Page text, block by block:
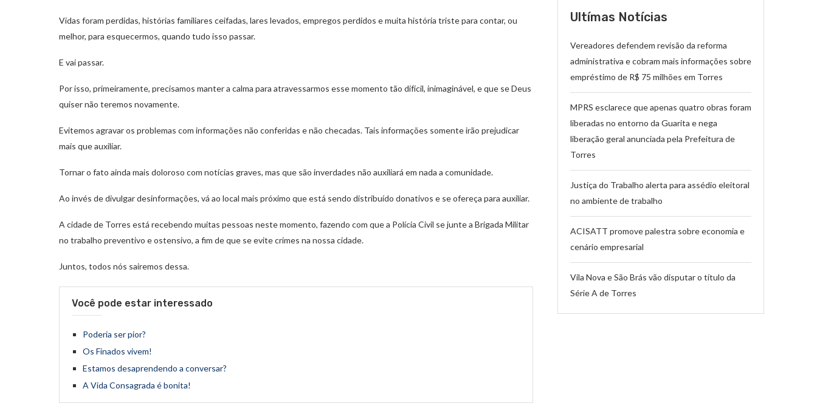
Vidas foram perdidas, histórias familiares ceifadas, lares levados, empregos perdidos e muita história triste para contar, ou
melhor, para esquecermos, quando tudo isso passar.
E vai passar.
Por isso, primeiramente, precisamos manter a calma para atravessarmos esse momento tão difícil, inimaginável, e que se Deus
quiser não teremos novamente.
Evitemos agravar os problemas com informações não conferidas e não checadas. Tais informações somente irão prejudicar
mais que auxiliar.
Tornar o fato ainda mais doloroso com notícias graves, mas que são inverdades não auxiliará em nada a comunidade.
Ao invés de divulgar desinformações, vá ao local mais próximo que está sendo distribuído donativos e se ofereça para auxiliar.
A cidade de Torres está recebendo muitas pessoas neste momento, fazendo com que a Polícia Civil se junte a Brigada Militar
no trabalho preventivo e ostensivo, a fim de que se evite crimes na nossa cidade.
Juntos, todos nós sairemos dessa.
Você pode estar interessado
Poderia ser pior?
Os Finados vivem!
Estamos desaprendendo a conversar?
A Vida Consagrada é bonita!
Ultímas Notícias
Vereadores defendem revisão da reforma
administrativa e cobram mais informações sobre
empréstimo de R$ 75 milhões em Torres
MPRS esclarece que apenas quatro obras foram
liberadas no entorno da Guarita e nega
liberação geral anunciada pela Prefeitura de
Torres
Justiça do Trabalho alerta para assédio eleitoral
no ambiente de trabalho
ACISATT promove palestra sobre economia e
cenário empresarial
Vila Nova e São Brás vão disputar o título da
Série A de Torres